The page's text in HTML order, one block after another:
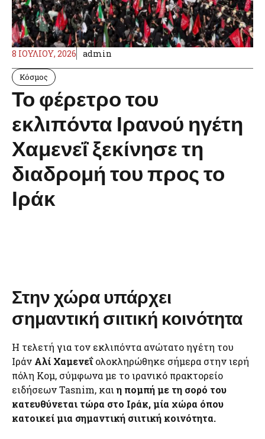
8 ΙΟΥΛΊΟΥ, 2026 admin
Κόσμος
Το φέρετρο του
εκλιπόντα Ιρανού ηγέτη
Χαμενεΐ ξεκίνησε τη
διαδρομή του προς το
Ιράκ
Στην χώρα υπάρχει
σημαντική σιιτική κοινότητα
Η τελετή για τον εκλιπόντα ανώτατο ηγέτη του
Ιράν Αλί Χαμενεΐολοκληρώθηκε σήμερα στην ιερή
πόλη Κομ, σύμφωνα με το ιρανικό πρακτορείο
ειδήσεων Tasnim, καιη πομπή με τη σορό του
κατευθύνεται τώρα στο Ιράκ, μία χώρα όπου
κατοικεί μια σημαντική σιιτική κοινότητα.